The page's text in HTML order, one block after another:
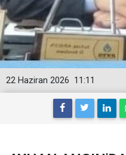
11:11
22 Haziran 2026